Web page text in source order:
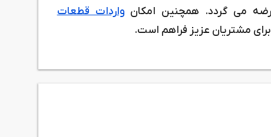
می گردد. همچنین امکان واردات قطعات
مشتریان عزیز فراهم است.